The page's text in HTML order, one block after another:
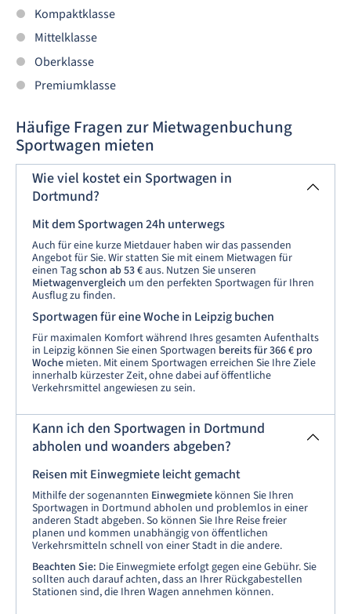
Kompaktklasse
Mittelklasse
Oberklasse
Premiumklasse
Häufige Fragen zur Mietwagenbuchung
Sportwagen mieten
Wie viel kostet ein Sportwagen in
Dortmund?
Mit dem Sportwagen 24h unterwegs
Auch für eine kurze Mietdauer haben wir das passenden
Angebot für Sie. Wir statten Sie mit einem Mietwagen für
einen Tagschon ab 53 €aus. Nutzen Sie unseren
Mietwagenvergleich um den perfekten Sportwagen für Ihren
Ausflug zu finden.
Sportwagen für eine Woche in Leipzig buchen
Für maximalen Komfort während Ihres gesamten Aufenthalts
in Leipzig können Sie einen Sportwagen bereits für 366 € pro
Woche mieten. Mit einem Sportwagen erreichen Sie Ihre Ziele
innerhalb kürzester Zeit, ohne dabei auf öffentliche
Verkehrsmittel angewiesen zu sein.
Kann ich den Sportwagen in Dortmund
abholen und woanders abgeben?
Reisen mit Einwegmiete leicht gemacht
Mithilfe der sogenannten Einwegmiete können Sie Ihren
Sportwagen in Dortmund abholen und problemlos in einer
anderen Stadt abgeben. So können Sie Ihre Reise freier
planen und kommen unabhängig von öffentlichen
Verkehrsmitteln schnell von einer Stadt in die andere.
Beachten Sie: Die Einwegmiete erfolgt gegen eine Gebühr. Sie
sollten auch darauf achten, dass an Ihrer Rückgabestellen
Stationen sind, die Ihren Wagen annehmen können.